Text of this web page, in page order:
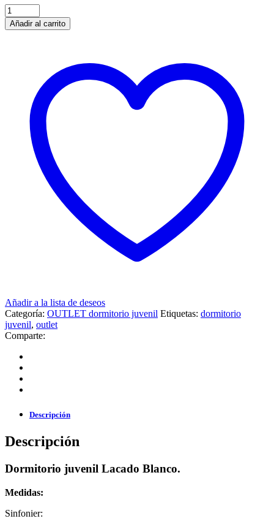
Añadir al carrito
Añadir a la lista de deseos
Categoría: OUTLET dormitorio juvenil Etiquetas: dormitorio
juvenil, outlet
Comparte:
Descripción
Descripción
Dormitorio juvenil Lacado Blanco.
Medidas:
Sinfonier: